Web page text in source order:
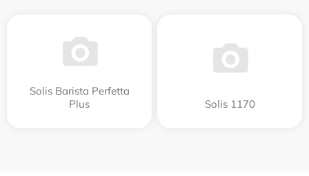
Solis Barista Perfetta
Plus
Solis 1170